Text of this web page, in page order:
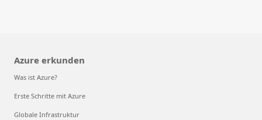
Azure erkunden
Was ist Azure?
Erste Schritte mit Azure
Globale Infrastruktur